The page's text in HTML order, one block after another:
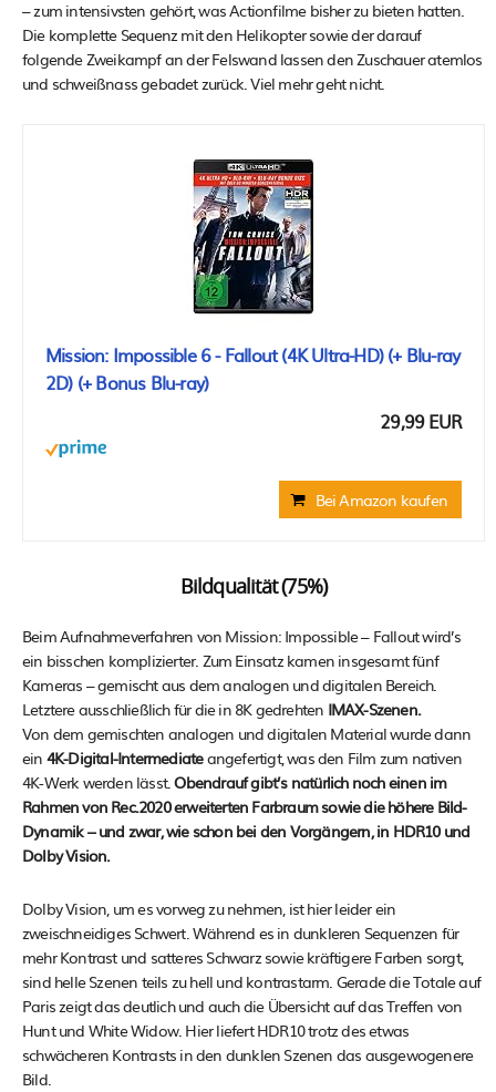
– zum intensivsten gehört, was Actionfilme bisher zu bieten hatten.
Die komplette Sequenz mit den Helikopter sowie der darauf
folgende Zweikampf an der Felswand lassen den Zuschauer atemlos
und schweißnass gebadet zurück. Viel mehr geht nicht.
Mission: Impossible 6 - Fallout (4K Ultra-HD) (+ Blu-ray
2D) (+ Bonus Blu-ray)
29,99 EUR
Bei Amazon kaufen
Bildqualität (75%)
Beim Aufnahmeverfahren von Mission: Impossible – Fallout wird’s
ein bisschen komplizierter. Zum Einsatz kamen insgesamt fünf
Kameras – gemischt aus dem analogen und digitalen Bereich.
Letztere ausschließlich für die in 8K gedrehten IMAX-Szenen.
Von dem gemischten analogen und digitalen Material wurde dann
ein 4K-Digital-Intermediateangefertigt, was den Film zum nativen
4K-Werk werden lässt.Obendrauf gibt’s natürlich noch einen im
Rahmen von Rec.2020 erweiterten Farbraum sowie die höhere Bild-
Dynamik – und zwar, wie schon bei den Vorgängern, in HDR10 und
Dolby Vision.
Dolby Vision, um es vorweg zu nehmen, ist hier leider ein
zweischneidiges Schwert. Während es in dunkleren Sequenzen für
mehr Kontrast und satteres Schwarz sowie kräftigere Farben sorgt,
sind helle Szenen teils zu hell und kontrastarm. Gerade die Totale auf
Paris zeigt das deutlich und auch die Übersicht auf das Treffen von
Hunt und White Widow. Hier liefert HDR10 trotz des etwas
schwächeren Kontrasts in den dunklen Szenen das ausgewogenere
Bild.